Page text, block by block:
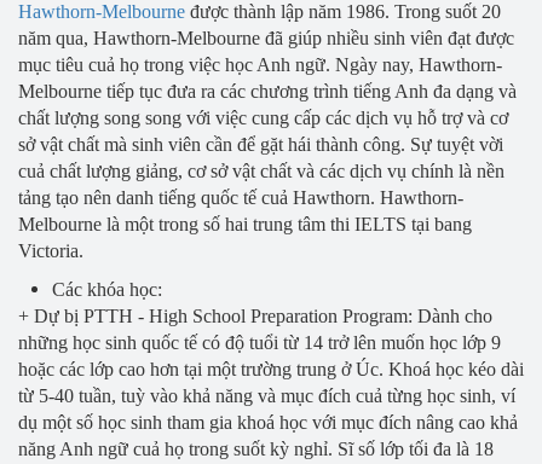
Hawthorn-Melbourne được thành lập năm 1986. Trong suốt 20
năm qua, Hawthorn-Melbourne đã giúp nhiều sinh viên đạt được
mục tiêu cuả họ trong việc học Anh ngữ. Ngày nay, Hawthorn-
Melbourne tiếp tục đưa ra các chương trình tiếng Anh đa dạng và
chất lượng song song với việc cung cấp các dịch vụ hỗ trợ và cơ
sở vật chất mà sinh viên cần để gặt hái thành công. Sự tuyệt vời
cuả chất lượng giảng, cơ sở vật chất và các dịch vụ chính là nền
tảng tạo nên danh tiếng quốc tế cuả Hawthorn. Hawthorn-
Melbourne là một trong số hai trung tâm thi IELTS tại bang
Victoria.
Các khóa học:
+ Dự bị PTTH - High School Preparation Program: Dành cho
những học sinh quốc tế có độ tuổi từ 14 trở lên muốn học lớp 9
hoặc các lớp cao hơn tại một trường trung ở Úc. Khoá học kéo dài
từ 5-40 tuần, tuỳ vào khả năng và mục đích cuả từng học sinh, ví
dụ một số học sinh tham gia khoá học với mục đích nâng cao khả
năng Anh ngữ cuả họ trong suốt kỳ nghỉ. Sĩ số lớp tối đa là 18